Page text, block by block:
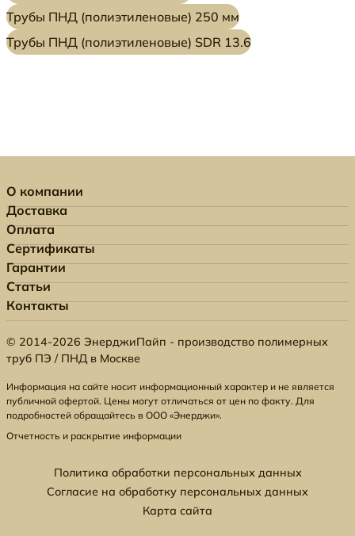
Трубы ПНД (полиэтиленовые) 250 мм
Трубы ПНД (полиэтиленовые) SDR 13.6
О компании
Доставка
Оплата
Сертификаты
Гарантии
Статьи
Контакты
© 2014-2026 ЭнерджиПайп - производство полимерных
труб ПЭ / ПНД в Москве
Информация на сайте носит информационный характер и не является
публичной офертой. Цены могут отличаться от цен по факту. Для
подробностей обращайтесь в ООО «Энерджи».
Отчетность и раскрытие информации
Политика обработки персональных данных
Согласие на обработку персональных данных
Карта сайта